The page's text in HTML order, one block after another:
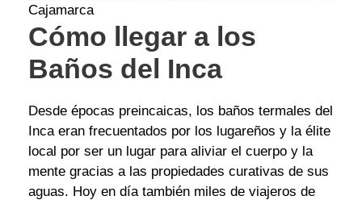
Cajamarca
Cómo llegar a los
Baños del Inca
Desde épocas preincaicas, los baños termales del
Inca eran frecuentados por los lugareños y la élite
local por ser un lugar para aliviar el cuerpo y la
mente gracias a las propiedades curativas de sus
aguas. Hoy en día también miles de viajeros de